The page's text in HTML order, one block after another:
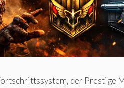
der Prestige